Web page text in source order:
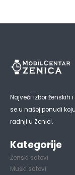
Najveći izbor
se u našoj ponudi
radnji u Zenici.
Kategorije
Ženski satovi
Muški satovi